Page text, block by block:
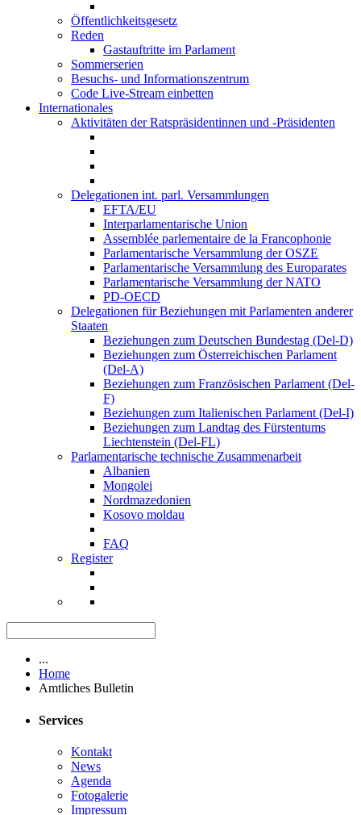
Öffentlichkeitsgesetz
Reden
Gastauftritte im Parlament
Sommerserien
Besuchs- und Informationszentrum
Code Live-Stream einbetten
Internationales
Aktivitäten der Ratspräsidentinnen und -Präsidenten
Delegationen int. parl. Versammlungen
EFTA/EU
Interparlamentarische Union
Assemblée parlementaire de la Francophonie
Parlamentarische Versammlung der OSZE
Parlamentarische Versammlung des Europarates
Parlamentarische Versammlung der NATO
PD-OECD
Delegationen für Beziehungen mit Parlamenten anderer
Staaten
Beziehungen zum Deutschen Bundestag (Del-D)
Beziehungen zum Österreichischen Parlament
(Del-A)
Beziehungen zum Französischen Parlament (Del-
F)
Beziehungen zum Italienischen Parlament (Del-I)
Beziehungen zum Landtag des Fürstentums
Liechtenstein (Del-FL)
Parlamentarische technische Zusammenarbeit
Albanien
Mongolei
Nordmazedonien
Kosovo moldau
FAQ
Register
...
Home
Amtliches Bulletin
Services
Kontakt
News
Agenda
Fotogalerie
Impressum